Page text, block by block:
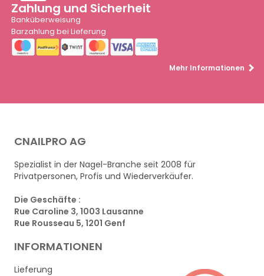
Zahlung und Sicherheit
Banküberweisung
Barzahlung bei Lieferung
Mehr Informationen
CNAILPRO AG
Spezialist in der Nagel-Branche seit 2008 für
Privatpersonen, Profis und Wiederverkäufer.
Die Geschäfte :
Rue Caroline 3, 1003 Lausanne
Rue Rousseau 5, 1201 Genf
INFORMATIONEN
Lieferung